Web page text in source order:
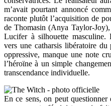
m’avait pourtant annoncé
raconte plutôt l’acquisition de
de Thomasin (Anya Taylor-
Lucifer à silhouette masculine.
vers une catharsis libératoire
oppressive, manque une note
l’héroïne à un simple
transcendance individuelle.
En ce sens, on peut questionner